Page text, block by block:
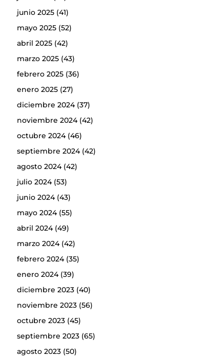
junio 2025(41)
mayo 2025(52)
abril 2025(42)
marzo 2025(43)
febrero 2025(36)
enero 2025(27)
diciembre 2024(37)
noviembre 2024(42)
octubre 2024(46)
septiembre 2024(42)
agosto 2024(42)
julio 2024(53)
junio 2024(43)
mayo 2024(55)
abril 2024(49)
marzo 2024(42)
febrero 2024(35)
enero 2024(39)
diciembre 2023(40)
noviembre 2023(56)
octubre 2023(45)
septiembre 2023(65)
agosto 2023(50)